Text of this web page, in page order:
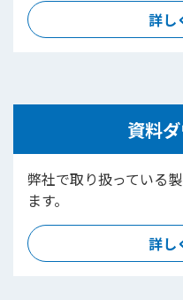
詳し
資料
弊社で取り扱っている
ます。
詳し